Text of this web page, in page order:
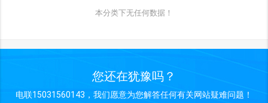
本分类下无任何数据！
您还在犹豫吗？
电联15031560143，我们愿意为您解答任何有关网站疑难问题！